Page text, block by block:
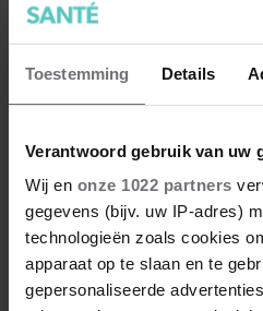
Toestemming Details
Verantwoord gebruik van uw
Wij en onze 1022 partners
gegevens (bijv. uw IP-adres)
technologieën zoals cookies
apparaat op te slaan en te
gepersonaliseerde
Hoe ongezond zijn
Waterijsjes, softijs, roomijs:
kiezen als je minder